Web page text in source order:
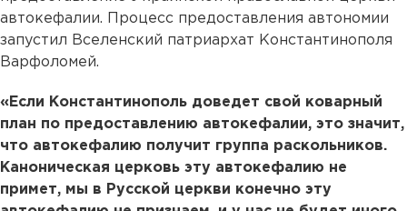
автокефалии. Процесс предоставления автономии
запустил Вселенский патриархат Константинополя
Варфоломей.
«Если Константинополь доведет свой коварный
план по предоставлению автокефалии, это значит,
что автокефалию получит группа раскольников.
Каноническая церковь эту автокефалию не
примет, мы в Русской церкви конечно эту